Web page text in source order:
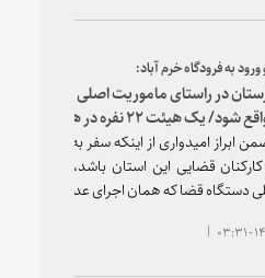
به فرودگاه خرم آباد:
در راستای ماموریت اصلی دستگاه قضا
عدالت است موثر واقع شود/ یک هیئت ۲۲ نفره
را بررسی کرده‌اند
ابراز امیدواری از اینکه سفر به استان
قضایی این استان باشد، گفت:
دستگاه قضا که همان اجرای عدالت است